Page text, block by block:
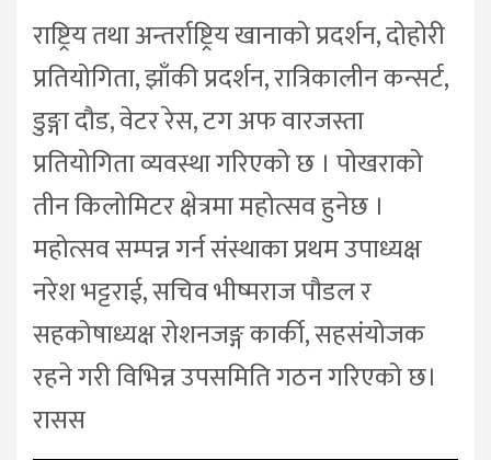
राष्ट्रिय तथा अन्तर्राष्ट्रिय खानाको प्रदर्शन, दोहोरी
प्रतियोगिता, झाँकी प्रदर्शन, रात्रिकालीन कन्सर्ट,
डुङ्गा दौड, वेटर रेस, टग अफ वारजस्ता
प्रतियोगिता व्यवस्था गरिएको छ । पोखराको
तीन किलोमिटर क्षेत्रमा महोत्सव हुनेछ ।
महोत्सव सम्पन्न गर्न संस्थाका प्रथम उपाध्यक्ष
नरेश भट्टराई, सचिव भीष्मराज पौडल र
सहकोषाध्यक्ष रोशनजङ्ग कार्की, सहसंयोजक
रहने गरी विभिन्न उपसमिति गठन गरिएको छ।
रासस